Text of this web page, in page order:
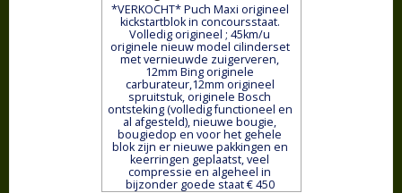
*VERKOCHT* Puch Maxi origineel
kickstartblok in concoursstaat.
Volledig origineel ; 45km/u
originele nieuw model cilinderset
met vernieuwde zuigerveren,
12mm Bing originele
carburateur,12mm origineel
spruitstuk, originele Bosch
ontsteking (volledig functioneel en
al afgesteld), nieuwe bougie,
bougiedop en voor het gehele
blok zijn er nieuwe pakkingen en
keerringen geplaatst, veel
compressie en algeheel in
bijzonder goede staat € 450